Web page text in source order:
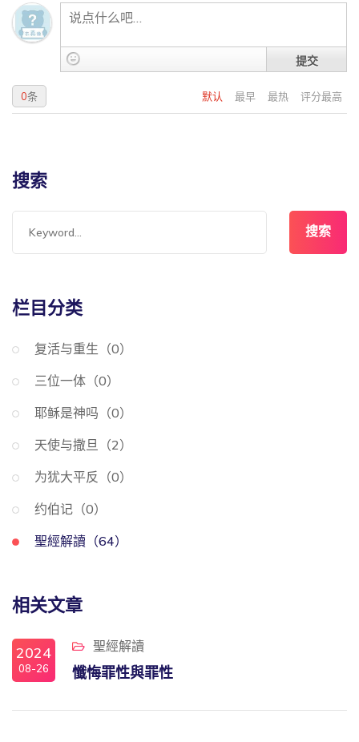
提交
默认 最早 最热 评分最高
0条
搜索
搜索
栏目分类
复活与重生（0）
三位一体（0）
耶稣是神吗（0）
天使与撒旦（2）
为犹大平反（0）
约伯记（0）
聖經解讀（64）
相关文章
2024
08-26
聖經解讀
懺悔罪性與罪性